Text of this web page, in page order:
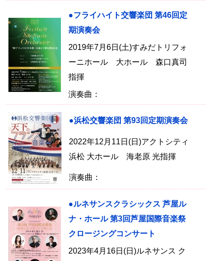
●フライハイト交響楽団 第46回定
期演奏会
2019年7月6日(土)すみだトリフォ
ーニホール 大ホール 森口真司
指揮
演奏曲：
●浜松交響楽団 第93回定期演奏会
2022年12月11日(日)アクトシティ
浜松 大ホール 海老原 光指揮
演奏曲：
●ルネサンスクラシックス 芦屋ル
ナ・ホール 第3回芦屋国際音楽祭
クロージングコンサート
2023年4月16日(日)ルネサンス ク